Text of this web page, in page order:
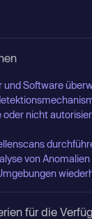
und Software
oder nicht
von
für die